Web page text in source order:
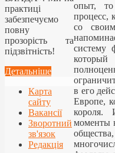
опыт,
процесс,
со
систему
в его
Европе,
короля.
моменты
практиці
забезпечуємо
повну
прозорість та
підзвітність!
Детальніше
Карта
сайту
Вакансії
Зворотний
зв'язок
Редакція